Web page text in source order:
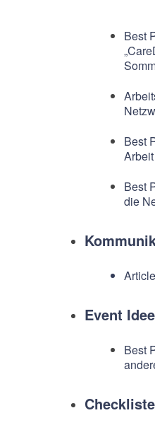
Best
Best
Best
die
Event
Best